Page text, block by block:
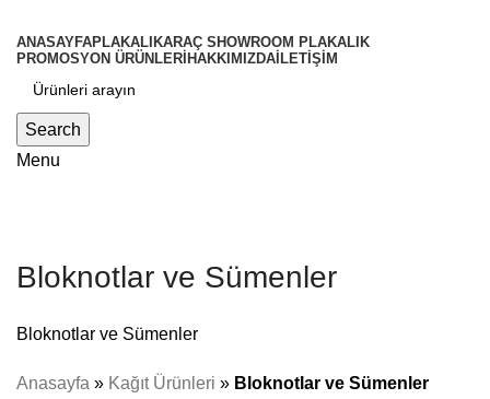
ANASAYFAPLAKALIKARAÇ SHOWROOM PLAKALIK
PROMOSYON ÜRÜNLERİ HAKKIMIZDA İLETİŞİM
Search
Menu
Bloknotlar ve Sümenler
Bloknotlar ve Sümenler
Anasayfa » Kağıt Ürünleri » Bloknotlar ve Sümenler